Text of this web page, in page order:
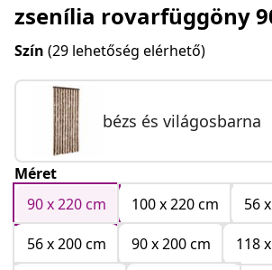
zsenília rovarfüggöny
Szín (29 lehetőség elérhető)
bézs és világosbarna
Méret
90 x 220 cm
100 x 220 cm
56
56 x 200 cm
90 x 200 cm
118